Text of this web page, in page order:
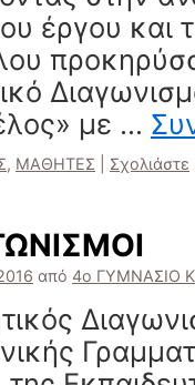
έργου και
με …
, ΜΑΘΗΤΕΣ Σχολιάστε
από 4ο ΓΥΜΝΑΣΙΟ